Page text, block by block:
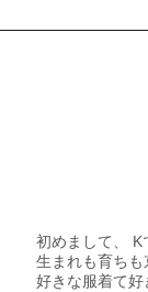
初めまして、 K
生まれも育ちも
好きな服着て